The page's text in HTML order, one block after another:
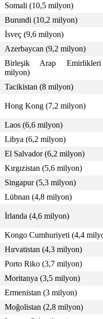
Somali (10,5 milyon)
Burundi (10,2 milyon)
İsveç (9,6 milyon)
Azerbaycan (9,2 milyon)
Birleşik Arap
milyon)
Tacikistan (8 milyon)
Hong Kong (7,2 milyon)
Laos (6,6 milyon)
Libya (6,2 milyon)
El Salvador (6,2 milyon)
Kırgızistan (5,6 milyon)
Singapur (5,3 milyon)
Lübnan (4,8 milyon)
İrlanda (4,6 milyon)
Kongo Cumhuriyeti (4,4
Hırvatistan (4,3 milyon)
Porto Riko (3,7 milyon)
Moritanya (3,5 milyon)
Ermenistan (3 milyon)
Moğolistan (2,8 milyon)